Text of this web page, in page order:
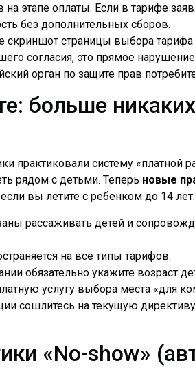
этапе оплаты. Если в тарифе
без дополнительных сборов.
скриншот страницы выбора
согласия, это прямое
орган по защите прав
больше
практиковали систему «платной
рядом с детьми. Теперь новые
вы летите с ребенком до 14 лет.
рассаживать детей и
на все типы тарифов.
обязательно укажите возраст
услугу выбора места «для
сошлитесь на текущую
«No-show»